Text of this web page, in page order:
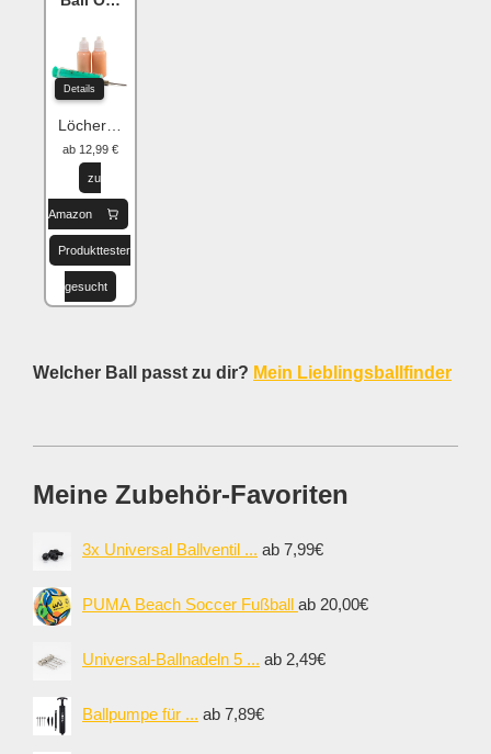
Details
Löcher flicken
ab 12,99 €
zu
Amazon
Produkttester
gesucht
Welcher Ball passt zu dir? Mein Lieblingsballfinder
Meine Zubehör-Favoriten
3x Universal Ballventil ... ab 7,99€
PUMA Beach Soccer Fußball ab 20,00€
Universal-Ballnadeln 5 ... ab 2,49€
Ballpumpe für ... ab 7,89€